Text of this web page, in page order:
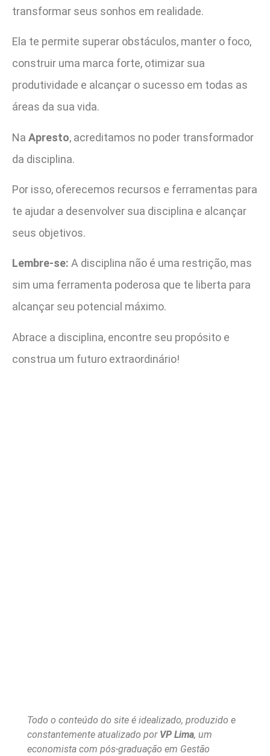
transformar seus sonhos em realidade.
Ela te permite superar obstáculos, manter o foco,
construir uma marca forte, otimizar sua
produtividade e alcançar o sucesso em todas as
áreas da sua vida.
Na Apresto, acreditamos no poder transformador
da disciplina.
Por isso, oferecemos recursos e ferramentas para
te ajudar a desenvolver sua disciplina e alcançar
seus objetivos.
Lembre-se: A disciplina não é uma restrição, mas
sim uma ferramenta poderosa que te liberta para
alcançar seu potencial máximo.
Abrace a disciplina, encontre seu propósito e
construa um futuro extraordinário!
Todo o conteúdo do site é idealizado, produzido e
constantemente atualizado por VP Lima, um
economista com pós-graduação em Gestão